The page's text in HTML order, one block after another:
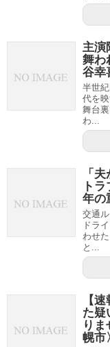
主演
舞わ
谷幸
半世
代を
舞台
わ...
「
ト
年の
交通
ドラ
わせ
と...
【
た疑
り
幌市